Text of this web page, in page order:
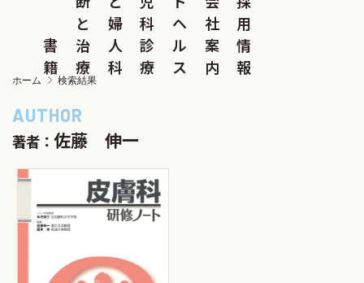
書
籍
と
治
療
婦
人
科
科
診
療
ヘ
ル
ス
社
案
内
用
情
報
ホーム 検索結果
著者： 佐藤 伸一